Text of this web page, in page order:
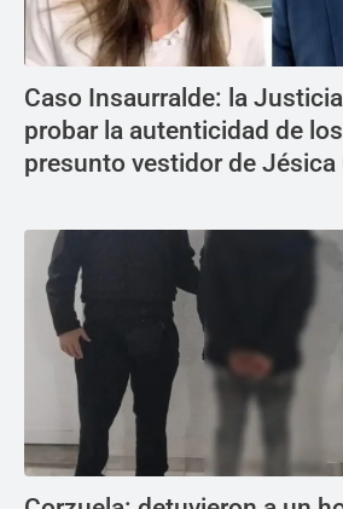
Caso Insaurralde: la
probar la autenticidad de
presunto vestidor de Jésica